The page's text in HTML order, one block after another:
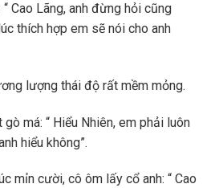
Cao Lãng, anh đừng hỏi cũng
thích hợp em sẽ nói cho anh
lượng thái độ rất mềm mỏng.
má: “ Hiểu Nhiên, em phải luôn
hiểu không”.
mỉn cười, cô ôm lấy cổ anh: “ Cao